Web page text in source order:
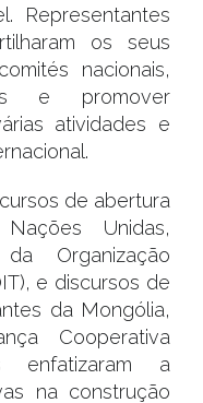
Representantes
os seus
nacionais,
e promover
atividades e
de abertura
Unidas,
Organização
e discursos de
da Mongólia,
Cooperativa
enfatizaram a
na construção